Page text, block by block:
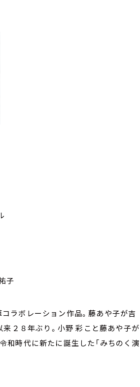
子
ラボレーション作品。藤あや子が吉
来２８年ぶり。小野 彩こと藤あや子が
和時代に新たに誕生した「みちのく演